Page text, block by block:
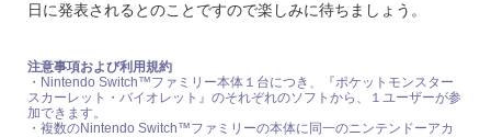
日に発表されるとのことですので楽しみに待ちましょう。
注意事項および利用規約
・Nintendo Switch™ファミリー本体１台につき、『ポケットモンスター
スカーレット・バイオレット』のそれぞれのソフトから、１ユーザーが参
加できます。
・複数のNintendo Switch™ファミリーの本体に同一のニンテンドーアカ